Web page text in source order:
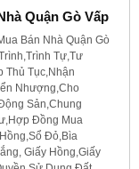
Quận Gò Vấp
Bán Nhà Quận Gò
Tự,Tư
Thủ Tục,Nhận
Nhượng,Cho
Sản,Chung
Đồng Mua
Đỏ,Bìa
Giấy Hồng,Giấy